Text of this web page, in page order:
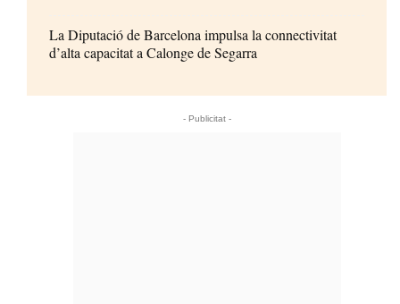
La Diputació de Barcelona impulsa la connectivitat
d’alta capacitat a Calonge de Segarra
- Publicitat -